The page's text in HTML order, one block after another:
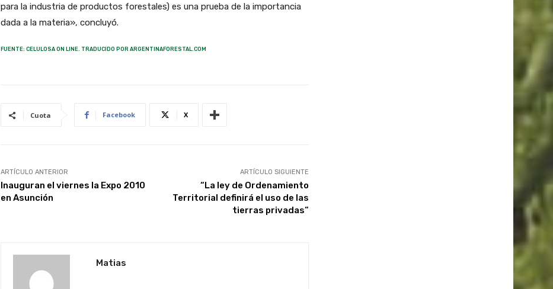
para la industria de productos forestales) es una prueba de la importancia
dada a la materia», concluyó.
FUENTE: CELULOSA ON LINE. TRADUCIDO POR ARGENTINAFORESTAL.COM
Cuota Facebook X
ARTÍCULO ANTERIOR
Inauguran el viernes la Expo 2010
en Asunción
ARTÍCULO SIGUIENTE
“La ley de Ordenamiento
Territorial definirá el uso de las
tierras privadas”
Matias